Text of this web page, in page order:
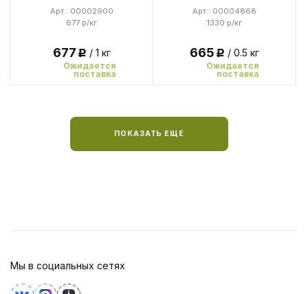
677 р/кг
Арт.: 00002900
677Р / 1 кг
Ожидается
поставка
1330 р/кг
Арт.: 00004868
665Р / 0.5 кг
Ожидается
поставка
ПОКАЗАТЬ ЕЩЕ
Мы в социальных сетях